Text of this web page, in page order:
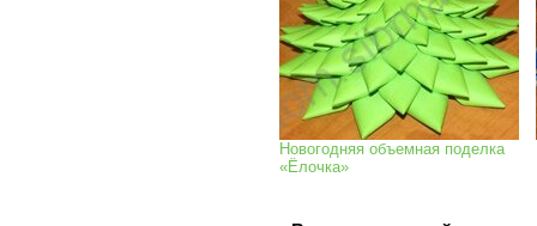
Новогодняя объемная поделка
«Ёлочка»